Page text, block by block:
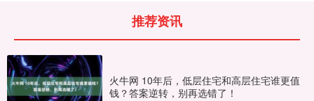
推荐资讯
火牛网 10年后，低层住宅和高层住宅谁更值
钱？答案逆转，别再选错了！